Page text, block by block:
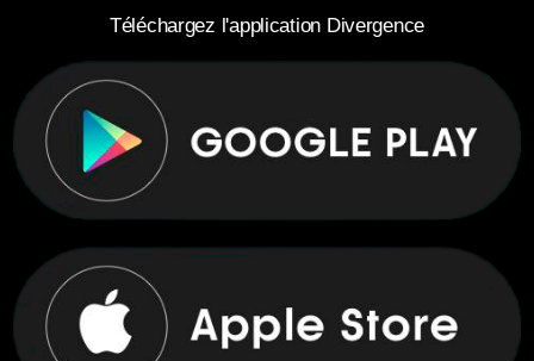
Téléchargez l'application Divergence